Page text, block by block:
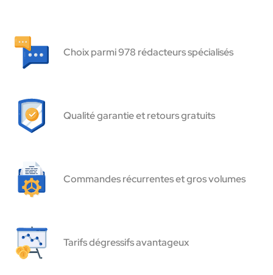
Choix parmi 978 rédacteurs spécialisés
Qualité garantie et retours gratuits
Commandes récurrentes et gros volumes
Tarifs dégressifs avantageux